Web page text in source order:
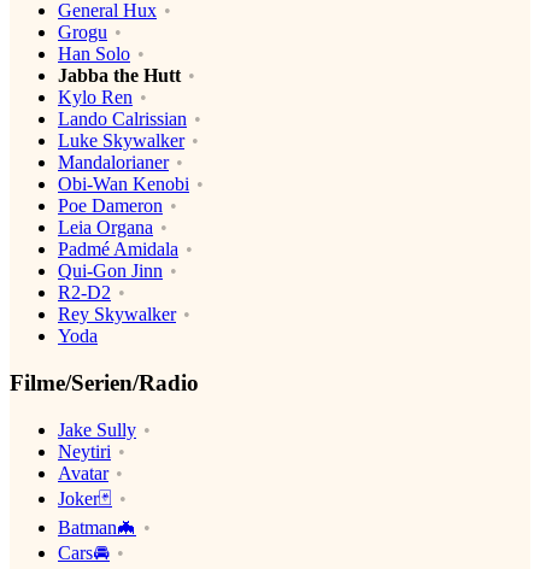
General Hux
Grogu
Han Solo
Jabba the Hutt
Kylo Ren
Lando Calrissian
Luke Skywalker
Mandalorianer
Obi-Wan Kenobi
Poe Dameron
Leia Organa
Padmé Amidala
Qui-Gon Jinn
R2-D2
Rey Skywalker
Yoda
Filme/Serien/Radio
Jake Sully
Neytiri
Avatar
Joker🃏
Batman🦇
Cars🚘